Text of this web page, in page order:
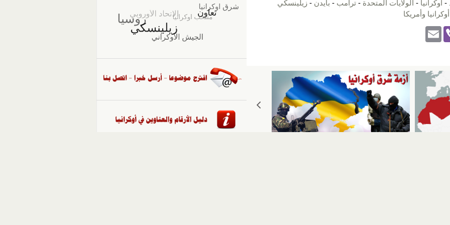
- أوكرانيا - الولايات المتحدة - ترامب - بايدن - زيلينسكي
أوكرانيا وأمريكا
Vi